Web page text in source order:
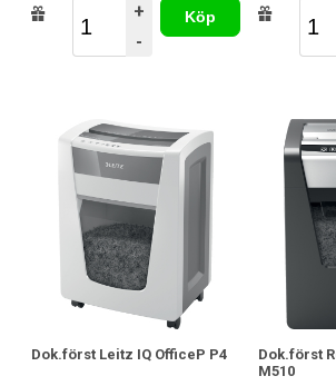
+
-
Köp
Dok.först Leitz IQ OfficeP P4
Dok.först
M510